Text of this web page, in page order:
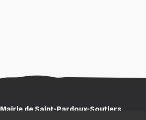
Mairie de Saint-Pardoux-Soutiers